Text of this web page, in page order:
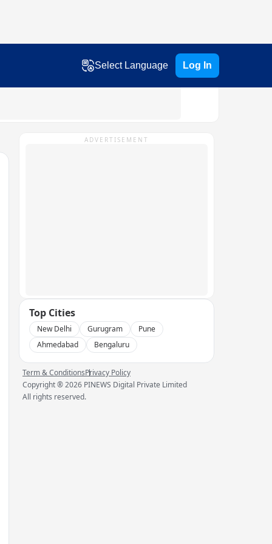
Select Language Log In
ADVERTISEMENT
Top Cities
New Delhi Gurugram
Pune
Ahmedabad
Bengaluru
Term & ConditionsPrivacy Policy
Copyright ®2026 PINEWS Digital Private Limited
All rights reserved.